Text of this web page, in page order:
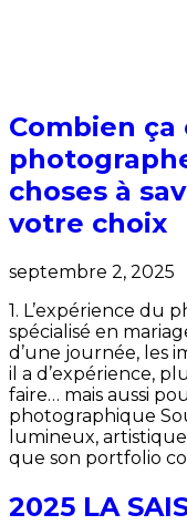
Combien
choses à
votre choix
septembre 2, 2025
1. L’expérience du
spécialisé en
d’une journée, les
il a d’expérience,
faire… mais aussi
photographique
lumineux,
que son portfolio
2025 LA